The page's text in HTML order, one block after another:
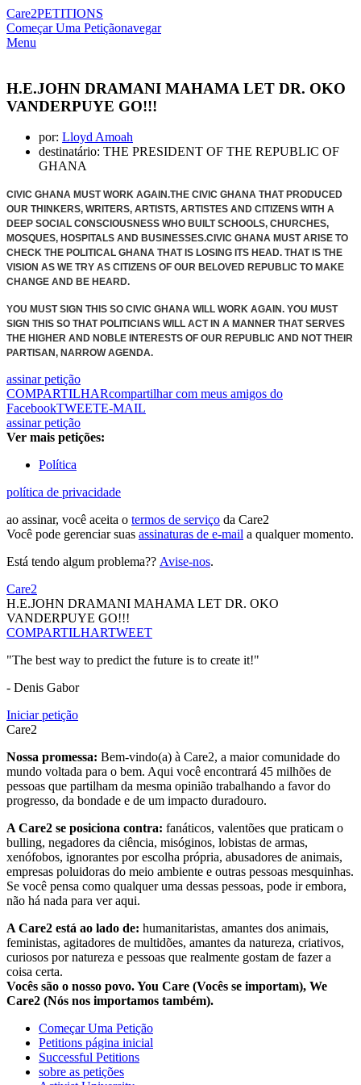
Care2PETITIONS
Começar Uma Petiçãonavegar
Menu
H.E.JOHN DRAMANI MAHAMA LET DR. OKO
VANDERPUYE GO!!!
por: Lloyd Amoah
destinatário: THE PRESIDENT OF THE REPUBLIC OF
GHANA
CIVIC GHANA MUST WORK AGAIN.THE CIVIC GHANA THAT PRODUCED
OUR THINKERS, WRITERS, ARTISTS, ARTISTES AND CITIZENS WITH A
DEEP SOCIAL CONSCIOUSNESS WHO BUILT SCHOOLS, CHURCHES,
MOSQUES, HOSPITALS AND BUSINESSES.CIVIC GHANA MUST ARISE TO
CHECK THE POLITICAL GHANA THAT IS LOSING ITS HEAD. THAT IS THE
VISION AS WE TRY AS CITIZENS OF OUR BELOVED REPUBLIC TO MAKE
CHANGE AND BE HEARD.
YOU MUST SIGN THIS SO CIVIC GHANA WILL WORK AGAIN. YOU MUST
SIGN THIS SO THAT POLITICIANS WILL ACT IN A MANNER THAT SERVES
THE HIGHER AND NOBLE INTERESTS OF OUR REPUBLIC AND NOT THEIR
PARTISAN, NARROW AGENDA.
assinar petição
COMPARTILHARcompartilhar com meus amigos do
FacebookTWEETE-MAIL
assinar petição
Ver mais petições:
Política
política de privacidade
ao assinar, você aceita o termos de serviço da Care2
Você pode gerenciar suas assinaturas de e-mail a qualquer momento.
Está tendo algum problema?? Avise-nos.
Care2
H.E.JOHN DRAMANI MAHAMA LET DR. OKO
VANDERPUYE GO!!!
COMPARTILHARTWEET
"The best way to predict the future is to create it!"
- Denis Gabor
Iniciar petição
Care2
Nossa promessa: Bem-vindo(a) à Care2, a maior comunidade do
mundo voltada para o bem. Aqui você encontrará 45 milhões de
pessoas que partilham da mesma opinião trabalhando a favor do
progresso, da bondade e de um impacto duradouro.
A Care2 se posiciona contra: fanáticos, valentões que praticam o
bulling, negadores da ciência, misóginos, lobistas de armas,
xenófobos, ignorantes por escolha própria, abusadores de animais,
empresas poluidoras do meio ambiente e outras pessoas mesquinhas.
Se você pensa como qualquer uma dessas pessoas, pode ir embora,
não há nada para ver aqui.
A Care2 está ao lado de: humanitaristas, amantes dos animais,
feministas, agitadores de multidões, amantes da natureza, criativos,
curiosos por natureza e pessoas que realmente gostam de fazer a
coisa certa.
Vocês são o nosso povo. You Care (Vocês se importam), We
Care2 (Nós nos importamos também).
Começar Uma Petição
Petitions página inicial
Successful Petitions
sobre as petições